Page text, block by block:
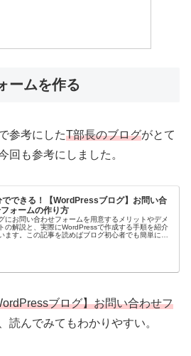
ームを作る
参考にしたT部長のブログがとて
回も参考にしました。
でできる！【WordPressブログ】お問い合
ォームの作り方
にお問い合わせフォームを用意するメリットやデメ
の解説と、実際にWordPressで作成する手順を紹介
ます。この記事を読めばブログ初心者でも簡単にお
ブログ】お問い合わせフ
読んでみてもわかりやすい。